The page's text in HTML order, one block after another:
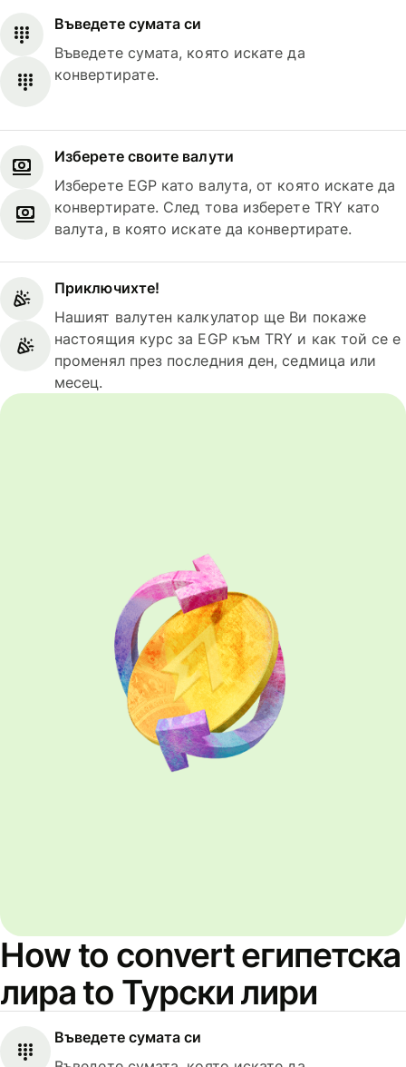
Въведете сумата си
Въведете сумата, която искате да
конвертирате.
Изберете своите валути
Изберете EGP като валута, от която искате да
конвертирате. След това изберете TRY като
валута, в която искате да конвертирате.
Приключихте!
Нашият валутен калкулатор ще Ви покаже
настоящия курс за EGP към TRY и как той се е
променял през последния ден, седмица или
месец.
How to convert египетска
лира to Турски лири
Въведете сумата си